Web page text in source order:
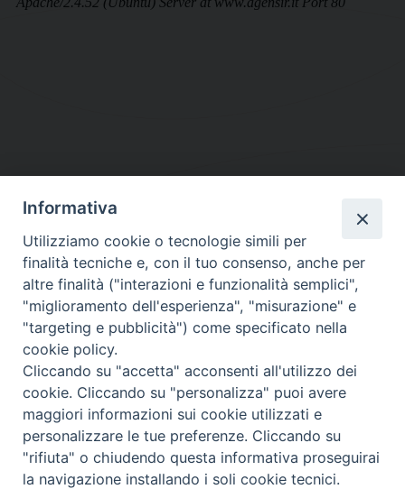
DIOCESI SUBURBICARIA DI ALBANO
Contatti:Tel.: 06.93268401 - Fax.: 06.9323844
E-mail:curia@diocesidialbano.it
Orari: dal Lunedì al Venerdì Ore: 9:00 - 13:00
Lunedì, Mercoledì e Venerdì, Ore 9:30 - 12:30
Diocesi Suburbicaria di Albano
Copyright © 2021
Informativa
Utilizziamo cookie o tecnologie simili per
finalità tecniche e, con il tuo consenso, anche per
altre finalità ("interazioni e funzionalità semplici",
"miglioramento dell'esperienza", "misurazione" e
"targeting e pubblicità") come specificato nella
cookie policy.
Cliccando su "accetta" acconsenti all'utilizzo dei
cookie. Cliccando su "personalizza" puoi avere
maggiori informazioni sui cookie utilizzati e
personalizzare le tue preferenze. Cliccando su
"rifiuta" o chiudendo questa informativa proseguirai
la navigazione installando i soli cookie tecnici.